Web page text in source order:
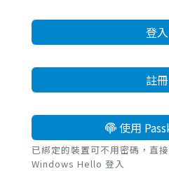
登入
註冊
使用
已綁定的裝置可不用密碼，直
Windows Hello 登入